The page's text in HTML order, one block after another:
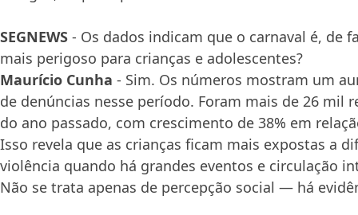
SEGNEWS - Os dados indicam que o carnaval é, de
mais perigoso para crianças e adolescentes?
Maurício Cunha - Sim. Os números mostram um
de denúncias nesse período. Foram mais de 26 mil
do ano passado, com crescimento de 38% em
Isso revela que as crianças ficam mais expostas a
violência quando há grandes eventos e circulação
Não se trata apenas de percepção social — há